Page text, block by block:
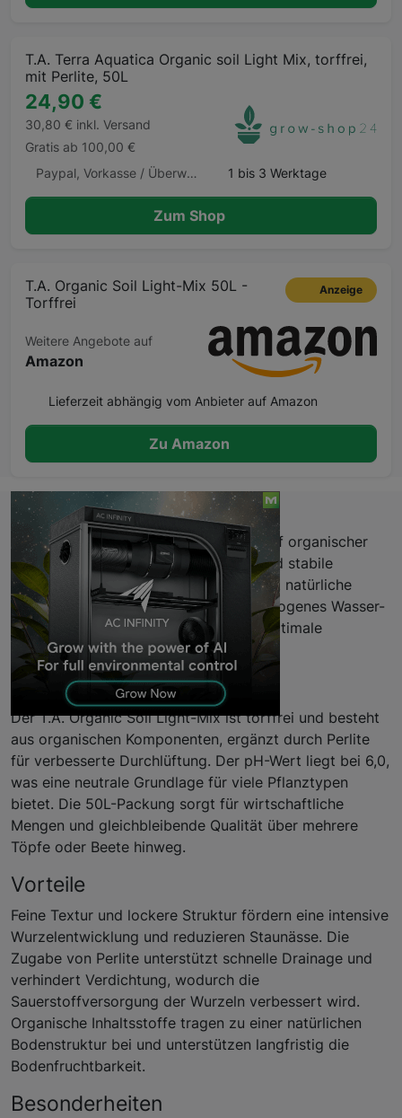
T.A. Terra Aquatica Organic soil Light Mix, torffrei,
mit Perlite, 50L
24,90 €
30,80 € inkl. Versand
Gratis ab 100,00 €
Paypal, Vorkasse / Überweisung, Kauf auf Rechnung, Klarna Sofortüberweisung, Kreditkarte, Amazon Pay, Barzahlung Barzahlen.de
1 bis 3 Werktage
Zum Shop
T.A. Organic Soil Light-Mix 50L -
Torffrei
Anzeige
Weitere Angebote auf
Amazon
Lieferzeit abhängig vom Anbieter auf Amazon
Zu Amazon
Beschreibung
Leichter, torffreier Kultursubstratmix auf organischer
Basis, entwickelt für luftige Struktur und stabile
Nährstoffaufnahme. Der Mix kombiniert natürliche
Bestandteile mit Perlite, um ein ausgewogenes Wasser-
Luft-Verhältnis zu gewährleisten und optimale
Wachstumsbedingungen zu schaffen.
Eigenschaften
Der T.A. Organic Soil Light-Mix ist torffrei und besteht
aus organischen Komponenten, ergänzt durch Perlite
für verbesserte Durchlüftung. Der pH-Wert liegt bei 6,0,
was eine neutrale Grundlage für viele Pflanztypen
bietet. Die 50L-Packung sorgt für wirtschaftliche
Mengen und gleichbleibende Qualität über mehrere
Töpfe oder Beete hinweg.
Vorteile
Feine Textur und lockere Struktur fördern eine intensive
Wurzelentwicklung und reduzieren Staunässe. Die
Zugabe von Perlite unterstützt schnelle Drainage und
verhindert Verdichtung, wodurch die
Sauerstoffversorgung der Wurzeln verbessert wird.
Organische Inhaltsstoffe tragen zu einer natürlichen
Bodenstruktur bei und unterstützen langfristig die
Bodenfruchtbarkeit.
Besonderheiten